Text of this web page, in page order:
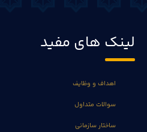
لینک های مفید
اهداف و وظایف
سوالات متداول
ساختار سازمانی